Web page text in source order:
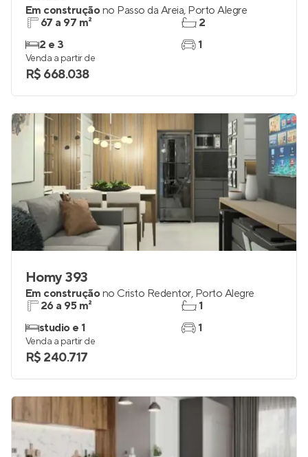
Em construçãono Passo da Areia, Porto Alegre
67 a 97 m²
2 e 3
2
1
Venda a partir de
R$ 668.038
Homy 393
Em construçãono Cristo Redentor, Porto Alegre
26 a 95 m²
studio e 1
1
1
Venda a partir de
R$ 240.717